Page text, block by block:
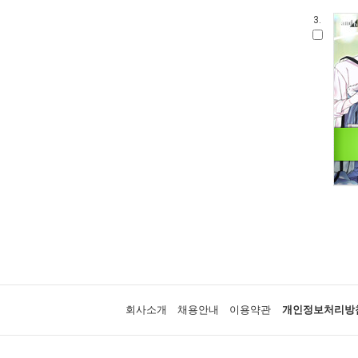
3.
회사소개 채용안내 이용약관 개인정보처리방